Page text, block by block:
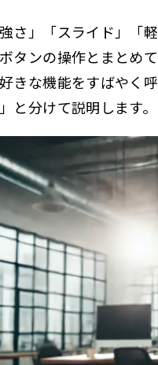
強さ」「スライド」「
タンの操作とまとめ
きな機能をすばやく
と分けて説明します。